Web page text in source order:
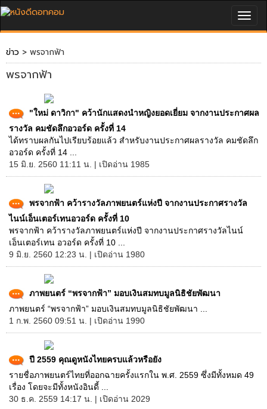
ข่าว > พรจากฟ้า
พรจากฟ้า
"ใหม่ ดาวิกา" คว้านักแสดงนำหญิงยอดเยี่ยม จากงานประกาศผล
รางวัล คมชัดลึกอวอร์ด ครั้งที่ 14
ได้ทราบผลกันไปเรียบร้อยแล้ว สำหรับงานประกาศผลรางวัล คมชัดลึก
อวอร์ด ครั้งที่ 14 ...
15 มิ.ย. 2560 11:11 น. | เปิดอ่าน 1985
พรจากฟ้า คว้ารางวัลภาพยนตร์แห่งปี จากงานประกาศรางวัล
ไนน์เอ็นเตอร์เทนอวอร์ด ครั้งที่ 10
พรจากฟ้า คว้ารางวัลภาพยนตร์แห่งปี จากงานประกาศรางวัลไนน์
เอ็นเตอร์เทน อวอร์ด ครั้งที่ 10 ...
9 มิ.ย. 2560 12:23 น. | เปิดอ่าน 1980
ภาพยนตร์ “พรจากฟ้า” มอบเงินสมทบมูลนิธิชัยพัฒนา
ภาพยนตร์ “พรจากฟ้า” มอบเงินสมทบมูลนิธิชัยพัฒนา ...
1 ก.พ. 2560 09:51 น. | เปิดอ่าน 1990
ปี 2559 คุณดูหนังไทยครบแล้วหรือยัง
รายชื่อภาพยนตร์ไทยที่ออกฉายครั้งแรกใน พ.ศ. 2559 ซึ่งมีทั้งหมด 49
เรื่อง โดยจะมีทั้งหนังอินดี้ ...
30 ธ.ค. 2559 14:17 น. | เปิดอ่าน 2029